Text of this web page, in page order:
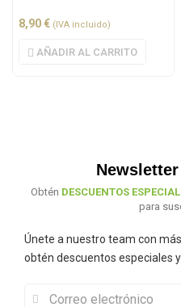
8,90 € (IVA incluido)
AÑADIR AL CARRITO
Newsletter
Obtén DESCUENTOS
para
Únete a nuestro team con
obtén descuentos especiales